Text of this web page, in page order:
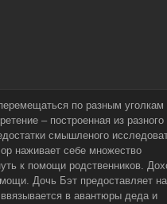
по разным уголкам
– построенная из разного
смышленого
наживает себе множество
к помощи родственников.
Дочь Бэт предоставляет
в авантюры деда и